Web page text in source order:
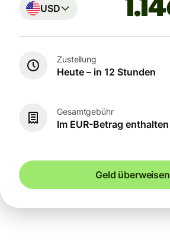
USD
Zustellung
Heute – in 12 Stunden
Gesamtgebühr
Im EUR-Betrag enthalten
Geld überweisen